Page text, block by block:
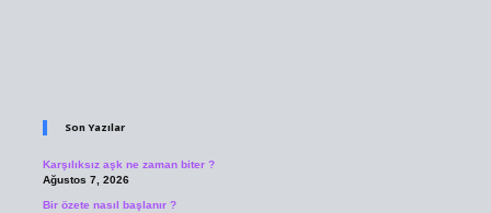
Son Yazılar
Karşılıksız aşk ne zaman biter ?
Ağustos 7, 2026
Bir özete nasıl başlanır ?